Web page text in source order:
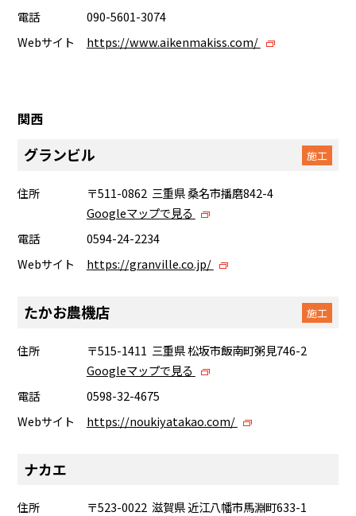
電話
090-5601-3074
Webサイト
https://www.aikenmakiss.com/
関西
グランビル 施工
住所
〒511-0862 三重県 桑名市播磨842-4
Googleマップで見る
電話
0594-24-2234
Webサイト
https://granville.co.jp/
たかお農機店 施工
住所
〒515-1411 三重県 松坂市飯南町粥見746-2
Googleマップで見る
電話
0598-32-4675
Webサイト
https://noukiyatakao.com/
ナカエ
住所
〒523-0022 滋賀県 近江八幡市馬淵町633-1